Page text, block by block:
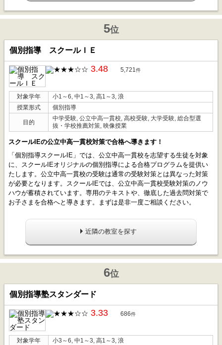
5位
個別指導 スクールＩＥ
3.48 5,721件
対象学年
小1～6, 中1～3, 高1～3, 浪
授業形式
個別指導
目的
中学受験, 公立中高一貫校, 高校受験, 大学受験, 総合型選
抜・学校推薦対策, 映像授業
スクールIEの公立中高一貫校対策で合格へ導きます！
「個別指導スクールIE」では、公立中高一貫校を志望する生徒を対象
に、スクールIEオリジナルの個別指導による合格プログラムを提供い
たします。公立中高一貫校の受験は通常の受験対策とは異なった対策
が必要となります。スクールIEでは、公立中高一貫校受験対策のノウ
ハウが蓄積されています。専用のテキストや、徹底した過去問対策で
お子さまを合格へと導きます。まずは是非一度ご相談ください。
近隣の教室を探す
6位
個別指導塾スタンダード
3.33 686件
対象学年 小3～6, 中1～3, 高1～3, 浪